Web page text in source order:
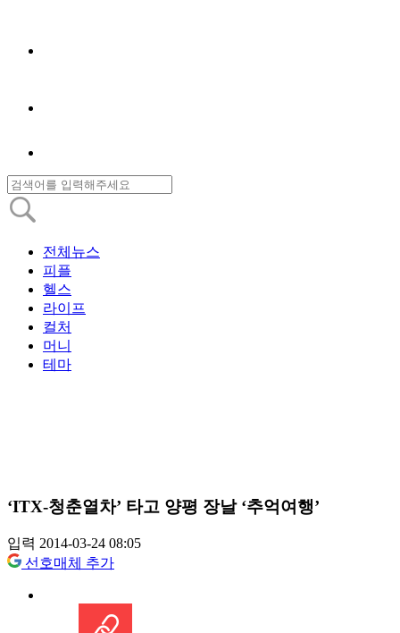
전체뉴스
피플
헬스
라이프
컬처
머니
테마
‘ITX-청춘열차’ 타고 양평 장날 ‘추억여행’
입력 2014-03-24 08:05
선호매체 추가